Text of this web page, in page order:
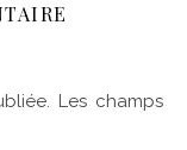
Les champs